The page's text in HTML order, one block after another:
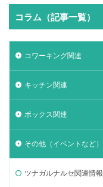
コラム（記事一覧）
コワーキング関連
キッチン関連
ボックス関連
その他（イベントなど）
ツナガルナルセ関連情報